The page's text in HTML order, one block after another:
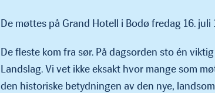
De møttes på Grand Hotell i Bodø fredag 16. juli
De fleste kom fra sør. På dagsorden sto én
Landslag. Vi vet ikke eksakt hvor mange som
den historiske betydningen av den nye,